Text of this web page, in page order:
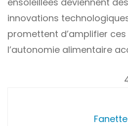
innovations
promettent d’amplifier
l’autonomie alimentaire
Fanette